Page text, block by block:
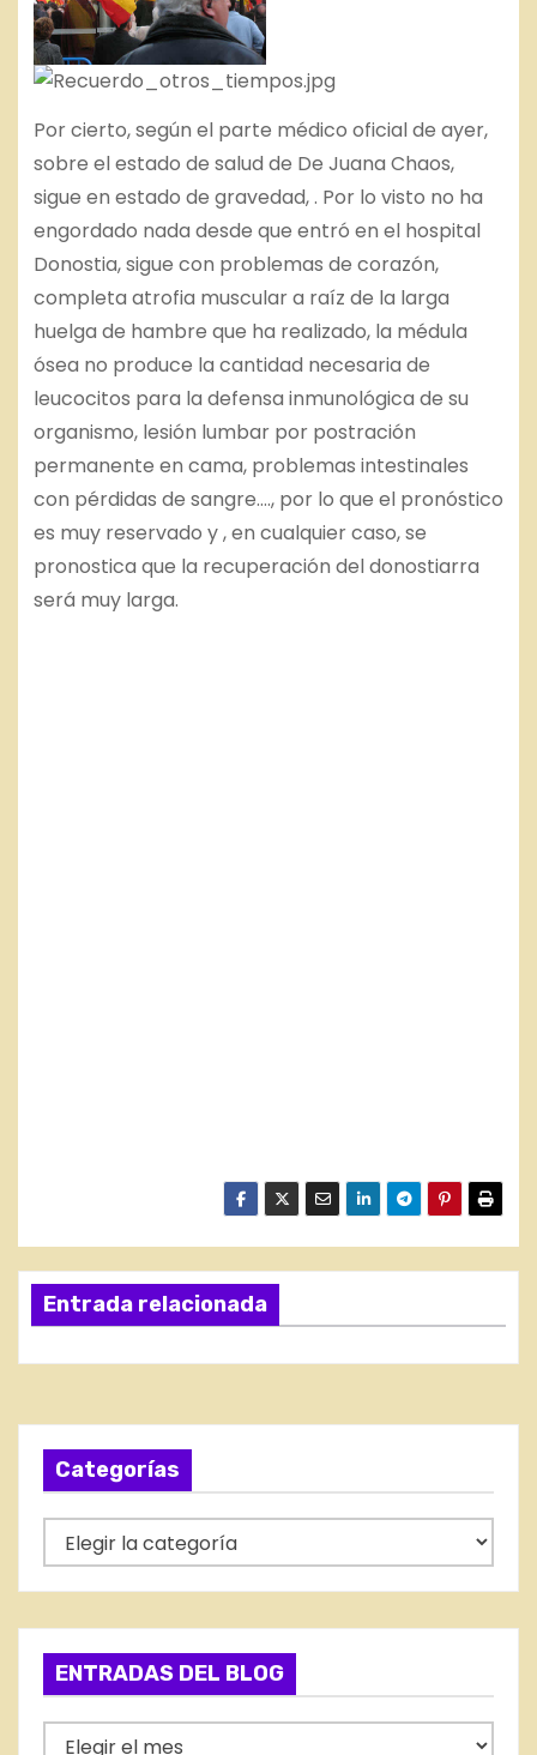
Por cierto, según el parte médico oficial de ayer,
sobre el estado de salud de De Juana Chaos,
sigue en estado de gravedad, . Por lo visto no ha
engordado nada desde que entró en el hospital
Donostia, sigue con problemas de corazón,
completa atrofia muscular a raíz de la larga
huelga de hambre que ha realizado, la médula
ósea no produce la cantidad necesaria de
leucocitos para la defensa inmunológica de su
organismo, lesión lumbar por postración
permanente en cama, problemas intestinales
con pérdidas de sangre…., por lo que el pronóstico
es muy reservado y , en cualquier caso, se
pronostica que la recuperación del donostiarra
será muy larga.
Entrada relacionada
Categorías
a
t
e
o
ENTRADAS DEL BLOG